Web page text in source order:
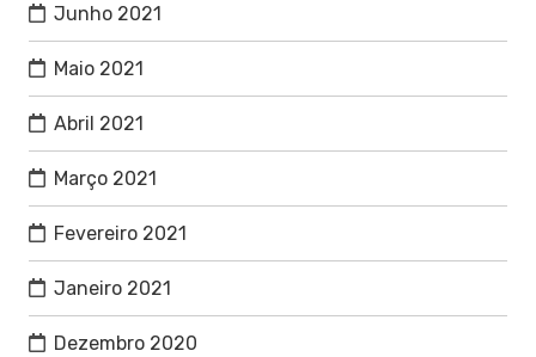
Junho 2021
Maio 2021
Abril 2021
Março 2021
Fevereiro 2021
Janeiro 2021
Dezembro 2020